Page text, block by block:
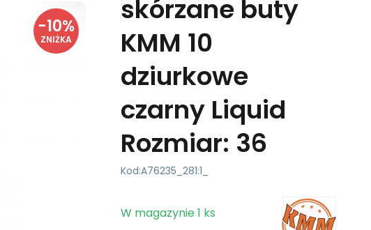
-10%
ZNIŻKA
skórzane buty
KMM 10
dziurkowe
czarny Liquid
Rozmiar: 36
Kod:A76235_281:1_
W magazynie1 ks